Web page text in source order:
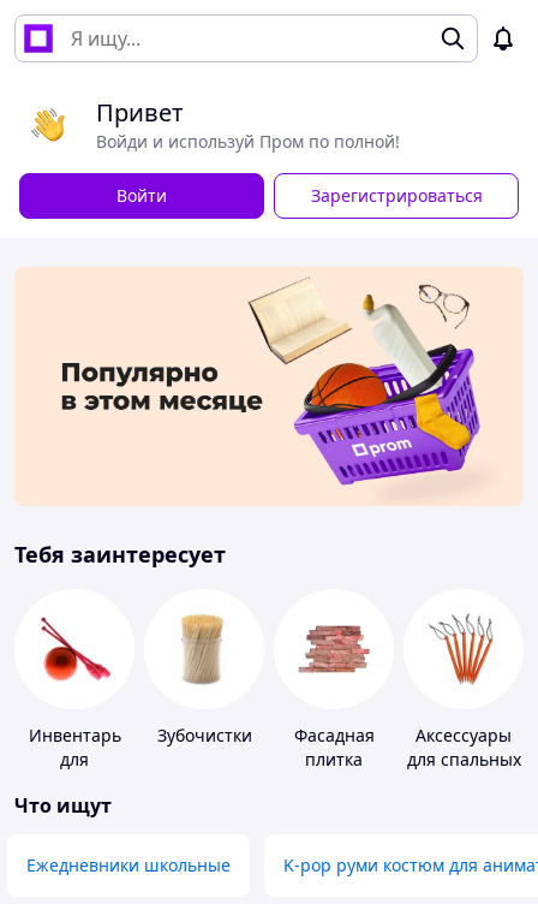
Привет
Войди и используй Пром по полной!
Войти Зарегистрироваться
Тебя заинтересует
Инвентарь
для
Зубочистки
Фасадная
плитка
Аксессуары
для спальных
Что ищут
Ежедневники школьные K-pop руми костюм для